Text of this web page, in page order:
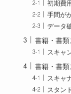
初期費
手間が
データ
書籍・書
スキャ
書籍・書
スキャ
スタン